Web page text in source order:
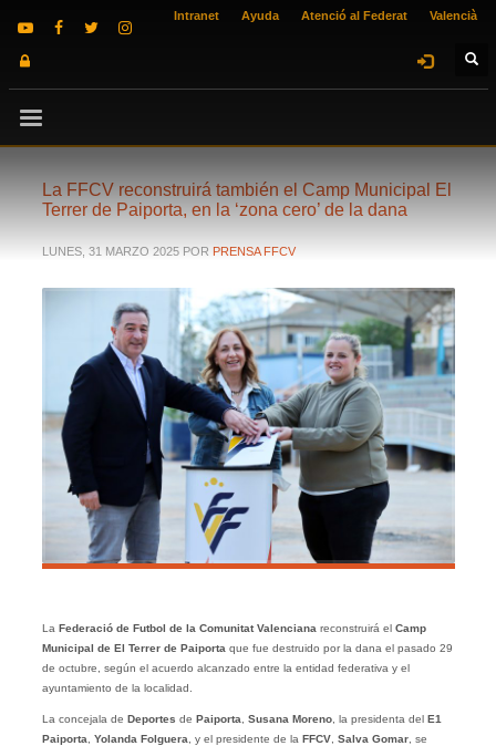
Intranet Ayuda Atenció al Federat Valencià
La FFCV reconstruirá también el Camp Municipal El
Terrer de Paiporta, en la ‘zona cero’ de la dana
LUNES, 31 MARZO 2025 POR PRENSA FFCV
La Federació de Futbol de la Comunitat Valenciana reconstruirá el Camp
Municipal de El Terrer de Paiporta que fue destruido por la dana el pasado 29
de octubre, según el acuerdo alcanzado entre la entidad federativa y el
ayuntamiento de la localidad.
La concejala de Deportes de Paiporta Susana Moreno, la presidenta del E1
Paiporta
Yolanda Folguera , y el presidente de la FFCV, Salva Gomar, se